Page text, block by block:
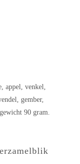
appel, venkel,
gember,
90 gram.